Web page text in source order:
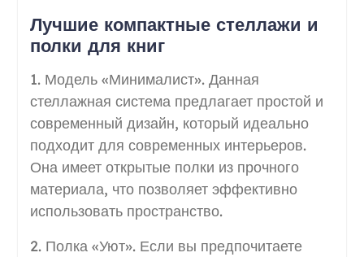
Лучшие компактные стеллажи и
полки для книг
1. Модель «Минималист». Данная
стеллажная система предлагает простой и
современный дизайн, который идеально
подходит для современных интерьеров.
Она имеет открытые полки из прочного
материала, что позволяет эффективно
использовать пространство.
2. Полка «Уют». Если вы предпочитаете